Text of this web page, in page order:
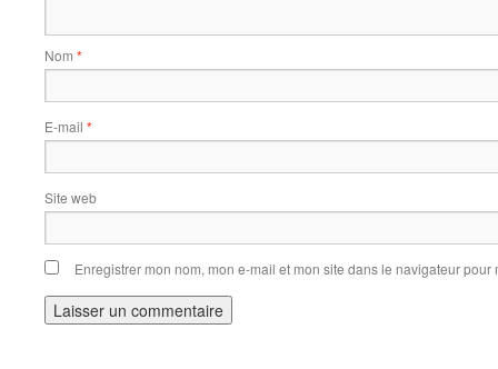
Nom *
E-mail *
Site web
Enregistrer mon nom, mon e-mail et mon site dans le navigateur